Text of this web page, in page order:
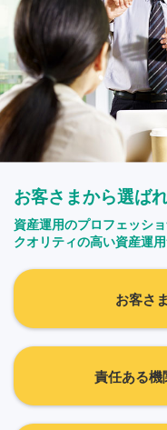
お客さまから選ば
資産運用のプロフェッシ
クオリティの高い資産運
お客さ
責任ある機